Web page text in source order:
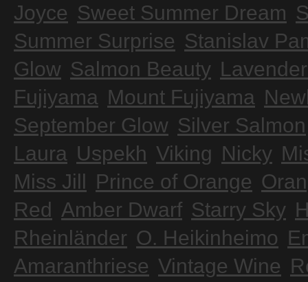
Joyce Sweet Summer Dream
Summer Surprise Stanislav
Glow Salmon Beauty
Fujiyama Mount Fujiyama
September Glow Silver Salmon
Laura Uspekh Viking Nicky
Miss Jill Prince of Orange
Red Amber Dwarf Starry Sky
Rheinländer O. Heikinheimo
Amaranthriese Vintage Wine